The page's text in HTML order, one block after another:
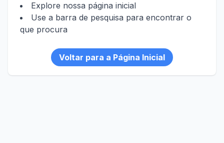
Explore nossa página inicial
Use a barra de pesquisa para encontrar o
que procura
Voltar para a Página Inicial